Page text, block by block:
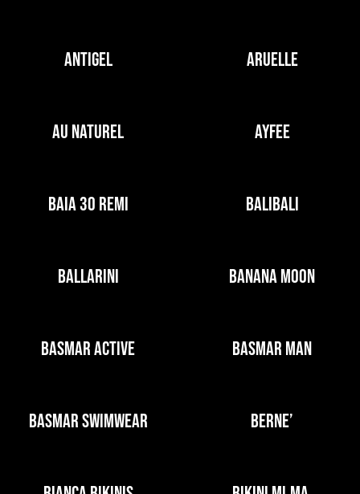
ANTIGEL ARUELLE
AU NATUREL AYFEE
BAIA 30 REMI BALIBALI
BALLARINI BANANA MOON
BASMAR ACTIVE BASMAR MAN
BASMAR SWIMWEAR BERNE’